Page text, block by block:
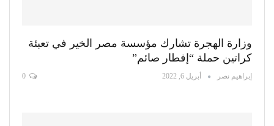
وزارة الهجرة تشارك مؤسسة مصر الخير في تعبئة
كراتين حملة “إفطار صائم”
إبراهيم نصر أبريل 6, 2022